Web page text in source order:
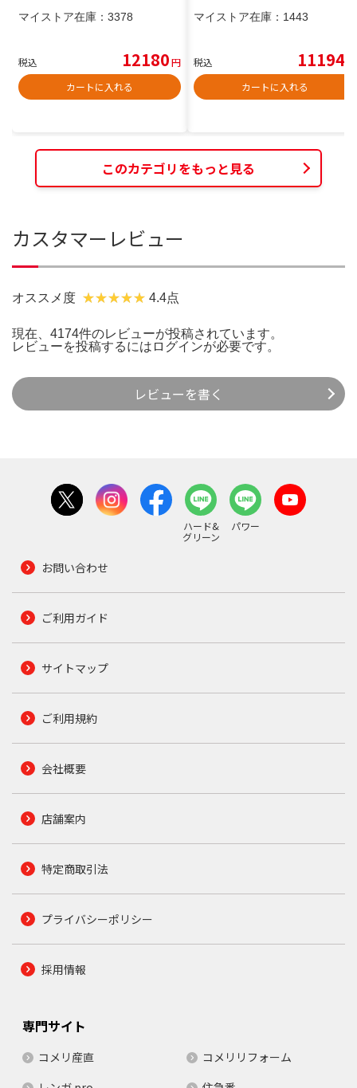
マイストア在庫： 3378
税込 12180円
カートに入れる
マイストア在庫： 1443
税込 11194
カートに入れる
このカテゴリをもっと見る
カスタマーレビュー
オススメ度 4.4点
現在、4174件のレビューが投稿されています。
レビューを投稿するには ログインが必要です。
レビューを書く
ハード&
グリーン
パワー
お問い合わせ
ご利用ガイド
サイトマップ
ご利用規約
会社概要
店舗案内
特定商取引法
プライバシーポリシー
採用情報
専門サイト
コメリ産直
コメリリフォーム